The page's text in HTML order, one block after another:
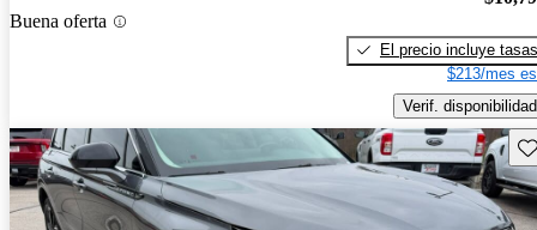
Buena oferta
El precio incluye tasas
$213/mes
Verif. disponibilidad